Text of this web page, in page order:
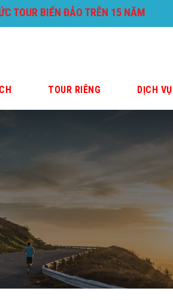
TOUR BIỂN ĐẢO TRÊN 15 NĂM
TOUR RIÊNG DỊCH VỤ